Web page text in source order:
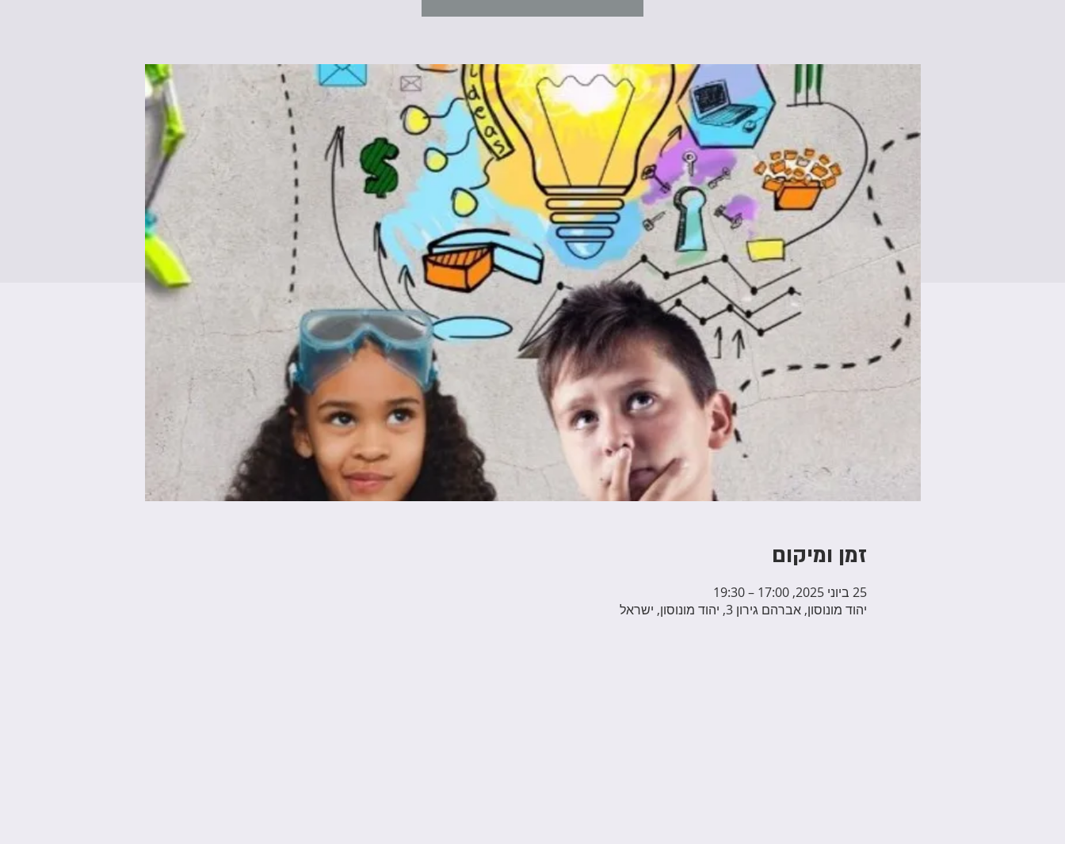
זמן ומיקום
25 ביוני 2025, 17:00 – 19:30
יהוד מונוסון, אברהם גירון 3, יהוד מונוסון, ישראל